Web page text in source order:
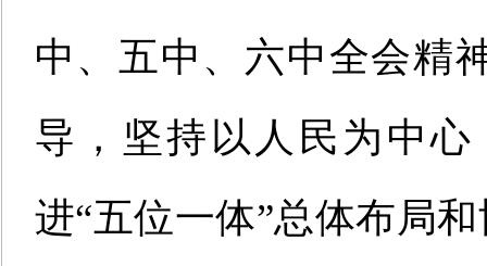
中、五中、六中全会精
导，坚持以人民为中
进“五位一体”总体布局